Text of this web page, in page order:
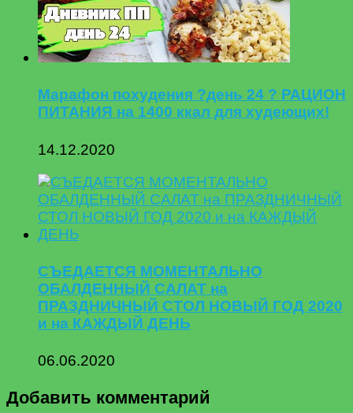
Марафон похудения ?день 24 ? РАЦИОН
ПИТАНИЯ на 1400 ккал для худеющих!
14.12.2020
СЪЕДАЕТСЯ МОМЕНТАЛЬНО
ОБАЛДЕННЫЙ САЛАТ на
ПРАЗДНИЧНЫЙ СТОЛ НОВЫЙ ГОД 2020
и на КАЖДЫЙ ДЕНЬ
06.06.2020
Добавить комментарий